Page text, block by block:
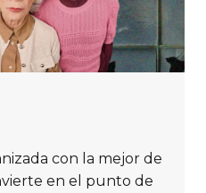
con la mejor de
en el punto de